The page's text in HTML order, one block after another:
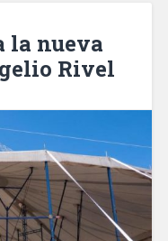
la nueva
Rivel